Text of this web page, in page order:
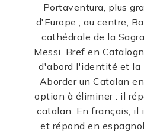
Portaventura, plus
d'Europe ; au centre,
cathédrale de la
Messi. Bref en
d'abord l'identité et la
Aborder un Catalan
option à éliminer : il
catalan. En français,
et répond en